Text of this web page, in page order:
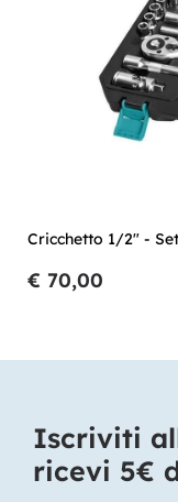
Cricchetto 1/2" -
€ 70,00
Iscriviti
ricevi 5€